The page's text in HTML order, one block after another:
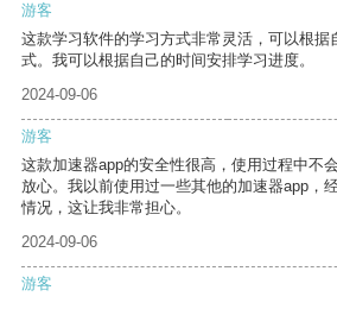
游客
这款学习软件的学习方式非常灵活，可以根据
式。我可以根据自己的时间安排学习进度。
2024-09-06
游客
这款加速器app的安全性很高，使用过程中不
放心。我以前使用过一些其他的加速器app，
情况，这让我非常担心。
2024-09-06
游客